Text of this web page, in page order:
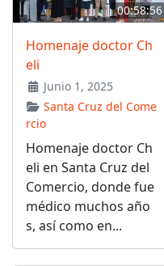
00:58:56
Homenaje doctor Ch
eli
Junio 1, 2025
Santa Cruz del Come
rcio
Homenaje doctor Ch
eli en Santa Cruz del
Comercio, donde fue
médico muchos año
s, así como en...